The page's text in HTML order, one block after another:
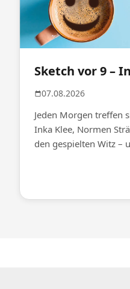
Sketch vor 9 –
07.08.2026
Jeden Morgen treffen
Inka Klee, Normen
den gespielten Witz –